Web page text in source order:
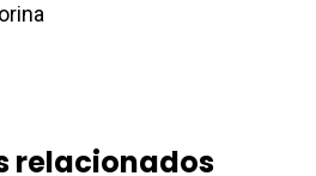
relacionados